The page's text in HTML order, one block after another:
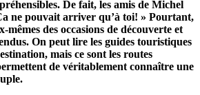
De fait, les amis de Michel
ne pouvait arriver qu’à toi! » Pourtant,
mêmes des occasions de découverte et
On peut lire les guides touristiques
mais ce sont les routes
de véritablement connaître une